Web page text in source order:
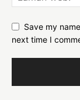
Save my
next time I